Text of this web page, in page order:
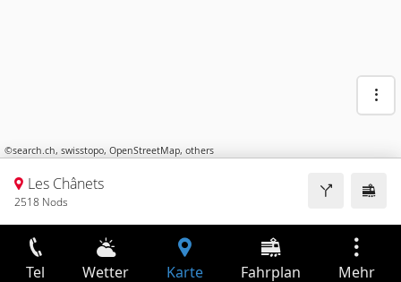
©search.ch, swisstopo, OpenStreetMap, others
Les Chânets
2518 Nods
Tel Wetter Karte Fahrplan Mehr